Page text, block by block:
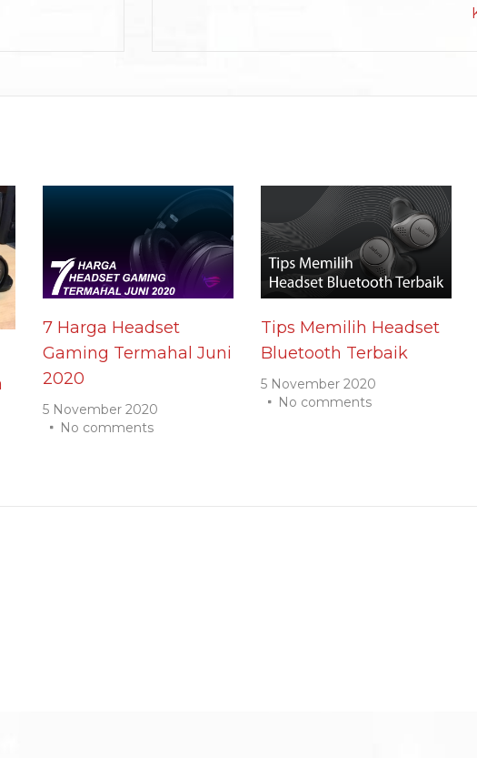
7 Harga Headset
Gaming Termahal Juni
2020
5 November 2020
No comments
Tips Memilih Headset
Bluetooth Terbaik
5 November 2020
No comments